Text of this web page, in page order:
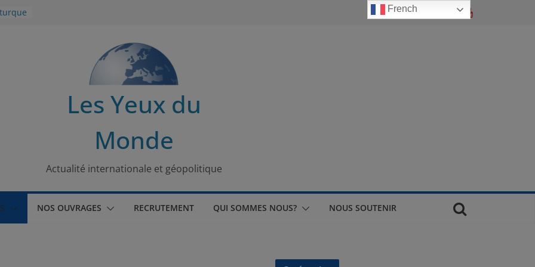
Les Yeux du
Monde
Actualité internationale et géopolitique
NOS OUVRAGES RECRUTEMENT QUI SOMMES NOUS? NOUS SOUTENIR
French